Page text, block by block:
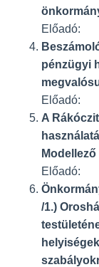
pénzügyi
Előadó:
A
Modellező
Előadó:
/1.)